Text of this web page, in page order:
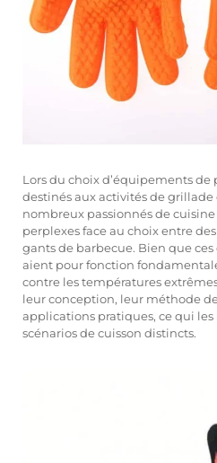
Lors du choix d’équipements
destinés aux activités de grillade
nombreux passionnés de
perplexes face au choix entre
gants de barbecue. Bien que
aient pour fonction
contre les températures
leur conception, leur méthode
applications pratiques, ce qui les
scénarios de cuisson distincts.